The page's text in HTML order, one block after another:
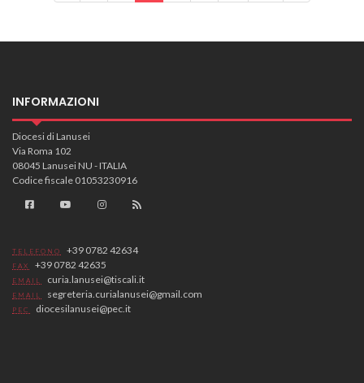
VIDEO
INFORMAZIONI
Diocesi di Lanusei
Via Roma 102
08045 Lanusei NU - ITALIA
Codice fiscale 01053230916
TELEFONO +39 0782 42634
FAX +39 0782 42635
EMAIL curia.lanusei@tiscali.it
EMAIL segreteria.curialanusei@gmail.com
PEC diocesilanusei@pec.it